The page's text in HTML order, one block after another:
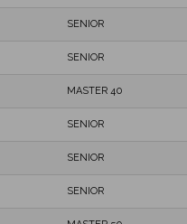
SENIOR
SENIOR
MASTER 40
SENIOR
SENIOR
SENIOR